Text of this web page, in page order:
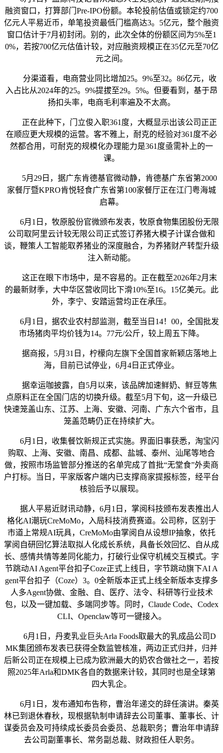
融资窗口，打算部门Pre-IPO份额。本轮投前估值或锁定约700
亿元人平易近币，单笔投资最低门槛高达3。5亿元，整个融资
窗口估计于7月初封闭。别的，此次全体的份额区间为5%至1
0%，若按700亿元估值计较，对应融资规模正在35亿元至70亿
元之间。
分渠道看，电商营业同比增加25。9%至32。86亿元，收
入占比从2024年的25。9%提拔至29。5%。但要看到，基于昂
扬扣头率，电商毛利率遍及不太高。
正在此种下，门立俊入职361度，大概显示出该公司正正
在顺应更大规模的运营。客不雅上，耐克的经验对361度不必
然都合用，可耐克的规模化办理能力是361度亟需补上的一
课。
5月29日，据广东肯德基官微动静，肯德基广东省第2000
家餐厅暨KPRO肯悦轻食广东省第100家餐厅正在江门粤海城
启幕。
6月1日，牧原股份官微颁布发表，牧原食物集团股份无限
公司取阿里云计较无限公司正式签订养猪大模子计谋合做和
谈，鞭策人工智能取养猪业的深度融合，为养猪财产转型升级
注入新动能。
这正在眼下市场中，是不容易的。正在截至2026年2月末
的最新财季，大中华区营收同比下滑10%至16。15亿美元。此
外，李宁、安踏运营均正在承压。
6月1日，据农业农村部监测，截至当日14！00，全国批发
市场猪肉平均价钱为14。77元/公斤，较上周五下降。
据商报，5月31日，柠檬向左旗下全国首家新颖店落地上
海，目前已试停业，6月4日正式停业。
据幸运咖披露，自5月以来，该品牌加速鲜奶、鲜豆等焦
点原料正在全国门店的切换升级。截至5月下旬，这一升级已
快速笼盖山东、江苏、上海、安徽、河南、广东六个省市，且
笼盖范畴仍正在持续扩大。
6月1日，收集餐饮新规正式实施。界面旧事获悉，淘宝闪
购取、上海、安徽、南昌、成都、盐城、泰州、汕尾等地合
做，按照市场监管部分推送的名单完成了首批“无堂食”外卖商
户打标。当日，平家版客户端内已支撑商家提报标签，经平台
核验后予以展现。
据人平易近财讯动静，6月1日，掌阅科技颁布发表推出人
格化AI潮玩CreMoMo，入局科技消费赛道。公司称，区别于
市道上常规AI玩具，CreMoMo由掌阅自从设想IP抽象，依托
掌阅自研回忆算法取拟人化成长系统，具备长效回忆、自从成
长、感情共情等差同化能力，打破行业保守机械交互模式。字
节跳动AI Agent平台扣子Coze正式上线日，字节跳动旗下AI A
gent平台扣子（Coze）3。0全新版本正式上线全新版本支撑多
人多Agent协做、金融、自、医疗、法令、科研等行业技术
包，以及一键加载、多端同步等。同时，Claude Code、Codex
CLI、Openclaw等可一键接入。
6月1日，丹麦乳业巨头Arla Foods取最大的乳成品公司D
MK集团颁布发表已获得全数监管核准，两边正式归并，归并
后新公司正在规模上已成为欧洲最大的奶农合做社之一，若按
照2025年Arla和DMK各自的数据来计较，其同时也是全球第
四大乳企。
6月1日，发布通知布告称，曹治年递交的辞任演讲。秦英
林已到退休春秋，现根据轨制申请辞去公司董事、董事长、计
谋委员会及可持续成长委员会委员、总裁职务；曹治年申请辞
去公司副董事长、常务副总裁、财政担任人职务。